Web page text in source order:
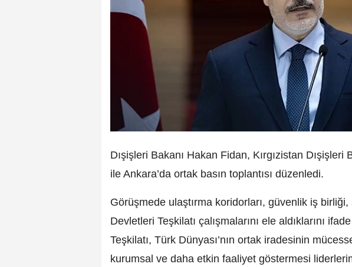
Dışişleri Bakanı Hakan Fidan, Kırgızistan
ile Ankara’da ortak basın toplantısı düzenledi.
Görüşmede ulaştırma koridorları, güvenlik iş
Devletleri Teşkilatı çalışmalarını ele aldıklarını
Teşkilatı, Türk Dünyası’nın ortak iradesinin
kurumsal ve daha etkin faaliyet göstermesi